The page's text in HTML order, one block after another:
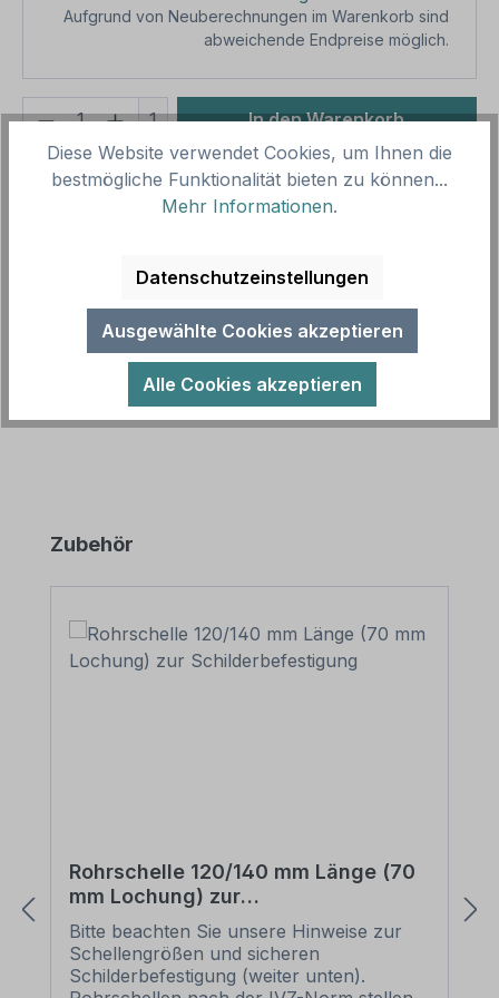
Aufgrund von Neuberechnungen im Warenkorb sind
abweichende Endpreise möglich.
Produkt Anzahl: Gib den gewünschten
1 In den Warenkorb
Produktnummer:SH15969.4
Vorlagenummer: TX-A-350
Beschreibung
Schild Base Camp – mit Richtungspfeilen. Dieses
Schild ist in zahlreichen Größen als Standardartikel
oder mit Ihrem Wunschte…Mehr
Produktgalerie überspringen
Zubehör
Rohrschelle 120/140 mm Länge (70
mm Lochung) zur
Schilderbefestigung
Bitte beachten Sie unsere Hinweise zur
Schellengrößen und sicheren
Schilderbefestigung (weiter unten).
Diese Website verwendet Cookies, um Ihnen die
bestmögliche Funktionalität bieten zu können...
Mehr Informationen.
Datenschutzeinstellungen
Ausgewählte Cookies akzeptieren
Alle Cookies akzeptieren